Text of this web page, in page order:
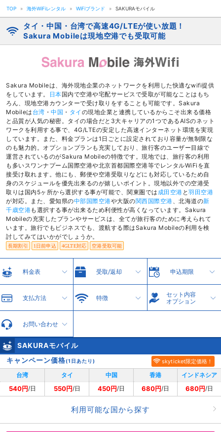
TOP » 海外WiFiレンタル » WiFiブランド » SAKURAモバイル
タイ・中国・台湾で高速4G/LTEが使い放題！
Sakura Mobileは現地空港でも受取可能
Sakura Mobileは、海外現地企業のネットワークを利用した快適なwifi提供
をしています。
日本国内で空港や宅配サービスで受取が可能なことはもち
ろん、現地空港カウンターで受け取りをすることも可能です。Sakura
Mobileは 台湾 ・ 中国 ・ タイ の現地企業と連携しているからこそ出来る価格
と品質が人気の秘密。タイの場合だと3大キャリアの1つであるAISのネット
ワークを利用する事で、4G/LTEの安定した高速インターネット環境を実現
しています。また、料金プランは1日ごとに設定されており容量が無制限な
のも魅力的。オプションプランも充実しており、旅行客のユーザー目線で
運営されているのがSakura Mobileの特徴です。現地では、旅行客の利用
も多いスワンナプーム国際空港や北京首都国際空港等でレンタルWiFiを直
接受け取れます。他にも、郵便や空港受取りなどにも対応しているため自
身のスケジュールを優先出来るのが嬉しいポイント。現地以外での空港受
取りは国内5ヶ所から選択する事が可能で、関東圏では 成田空港 と 羽田空港
が対応。また、愛知県の中部国際空港や大阪の関西国際空港、北海道の新
千歳空港も選択する事が出来るため利便性が高くなっています。Sakura
Mobileの充実したプランやサービスは、全てが旅行客のために考えられて
います。旅行でもビジネスでも、渡航する際はSakura Mobileの利用を検
討してみてはいかがでしょうか。
長期割引 1日前申込 4GLTE対応 空港受取可能
料金表 受取/返却 申込期限
支払方法 特徴
セット内容
オプション
お問い合わせ
SAKURAモバイル
キャンペーン価格(1日あたり) skyticket限定価格！
台湾 タイ 中国 香港 インドネシア
540円/日 550円/日 450円/日 680円/日 680円/日
利用可能な国から探す